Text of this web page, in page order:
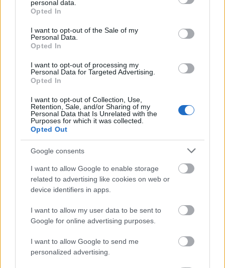
grant or deny consent to Google and its third-party tags to
use your data for below specified purposes in below Google
consent section.
personal data.
Opted In
I want to opt-out of the Sale of my
Personal Data.
Opted In
I want to opt-out of processing my
Personal Data for Targeted Advertising.
Opted In
I want to opt-out of Collection, Use,
Retention, Sale, and/or Sharing of my
Personal Data that Is Unrelated with the
Purposes for which it was collected.
Opted Out
Google consents
I want to allow Google to enable storage
related to advertising like cookies on web or
device identifiers in apps.
I want to allow my user data to be sent to
Google for online advertising purposes.
I want to allow Google to send me
personalized advertising.
Jordán Adél: 'Már ott a szememben a
titok'
szinhazhu•2013. április 07.
Jordán Adélt, a Katona József Színház színésznőjét a
színházba való visszatérésről, anyaságról és
munkáról kérdezte a Nők Lapja. Lapszemle.